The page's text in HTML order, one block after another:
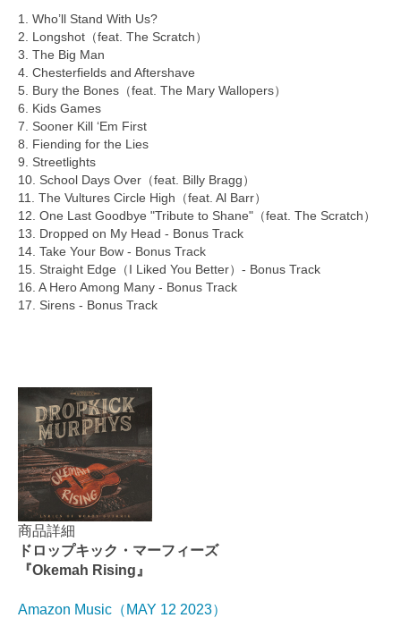
1. Who’ll Stand With Us?
2. Longshot（feat. The Scratch）
3. The Big Man
4. Chesterfields and Aftershave
5. Bury the Bones（feat. The Mary Wallopers）
6. Kids Games
7. Sooner Kill ‘Em First
8. Fiending for the Lies
9. Streetlights
10. School Days Over（feat. Billy Bragg）
11. The Vultures Circle High（feat. Al Barr）
12. One Last Goodbye "Tribute to Shane"（feat. The Scratch）
13. Dropped on My Head - Bonus Track
14. Take Your Bow - Bonus Track
15. Straight Edge（I Liked You Better）- Bonus Track
16. A Hero Among Many - Bonus Track
17. Sirens - Bonus Track
商品詳細
ドロップキック・マーフィーズ
『Okemah Rising』
Amazon Music（MAY 12 2023）